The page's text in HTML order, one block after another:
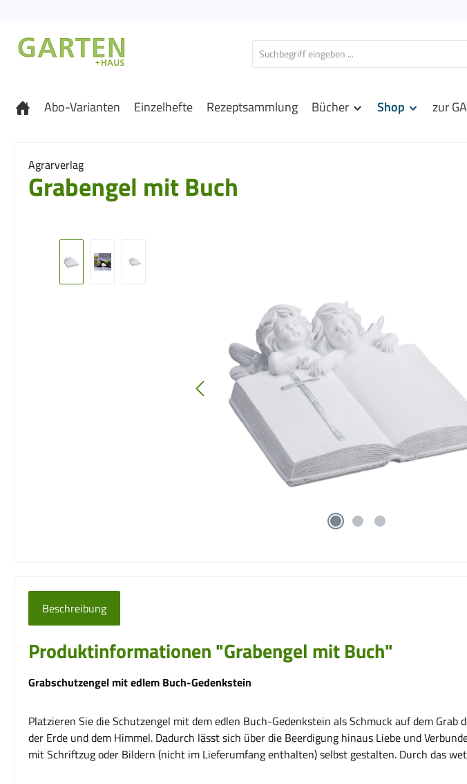
Abo-Varianten Einzelhefte Rezeptsammlung Bücher Shop zur
Agrarverlag
Grabengel mit Buch
Beschreibung
Produktinformationen "Grabengel mit Buch"
Grabschutzengel mit edlem Buch-Gedenkstein
Platzieren Sie die Schutzengel mit dem edlen Buch-Gedenkstein als Schmuck auf dem
der Erde und dem Himmel. Dadurch lässt sich über die Beerdigung hinaus Liebe und
mit Schriftzug oder Bildern (nicht im Lieferumfang enthalten) selbst gestalten. Durch das